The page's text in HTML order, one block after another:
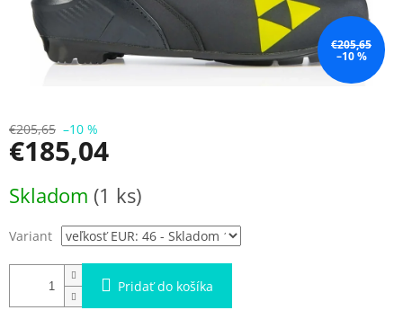
€205,65
–10 %
€205,65 –10 %
€185,04
cena:
Skladom (1 ks)
Variant
Pridať do košíka